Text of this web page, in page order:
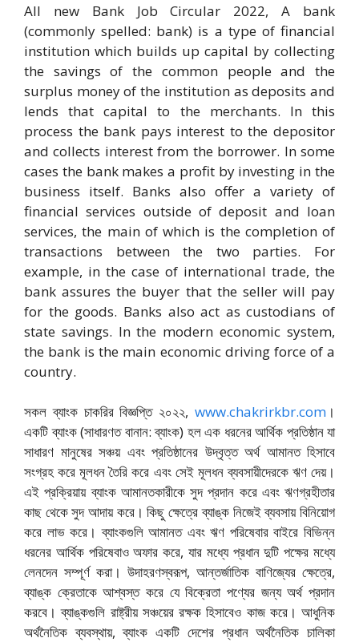
All new Bank Job Circular 2022, A bank
(commonly spelled: bank) is a type of financial
institution which builds up capital by collecting
the savings of the common people and the
surplus money of the institution as deposits and
lends that capital to the merchants. In this
process the bank pays interest to the depositor
and collects interest from the borrower. In some
cases the bank makes a profit by investing in the
business itself. Banks also offer a variety of
financial services outside of deposit and loan
services, the main of which is the completion of
transactions between the two parties. For
example, in the case of international trade, the
bank assures the buyer that the seller will pay
for the goods. Banks also act as custodians of
state savings. In the modern economic system,
the bank is the main economic driving force of a
country.
সকল ব্যাংক চাকরির বিজ্ঞপ্তি ২০২২, www.chakrirkbr.com ।
একটি ব্যাংক (সাধারণত বানান: ব্যাংক) হল এক ধরনের আর্থিক প্রতিষ্ঠান যা
সাধারণ মানুষের সঞ্চয় এবং প্রতিষ্ঠানের উদ্বৃত্ত অর্থ আমানত হিসাবে
সংগ্রহ করে মূলধন তৈরি করে এবং সেই মূলধন ব্যবসায়ীদেরকে ঋণ দেয়।
এই প্রক্রিয়ায় ব্যাংক আমানতকারীকে সুদ প্রদান করে এবং ঋণগ্রহীতার
কাছ থেকে সুদ আদায় করে। কিছু ক্ষেত্রে ব্যাঙ্ক নিজেই ব্যবসায় বিনিয়োগ
করে লাভ করে। ব্যাংকগুলি আমানত এবং ঋণ পরিষেবার বাইরে বিভিন্ন
ধরনের আর্থিক পরিষেবাও অফার করে, যার মধ্যে প্রধান দুটি পক্ষের মধ্যে
লেনদেন সম্পূর্ণ করা। উদাহরণস্বরূপ, আন্তর্জাতিক বাণিজ্যের ক্ষেত্রে,
ব্যাঙ্ক ক্রেতাকে আশ্বস্ত করে যে বিক্রেতা পণ্যের জন্য অর্থ প্রদান
করবে। ব্যাঙ্কগুলি রাষ্ট্রীয় সঞ্চয়ের রক্ষক হিসাবেও কাজ করে। আধুনিক
অর্থনৈতিক ব্যবস্থায়, ব্যাংক একটি দেশের প্রধান অর্থনৈতিক চালিকা